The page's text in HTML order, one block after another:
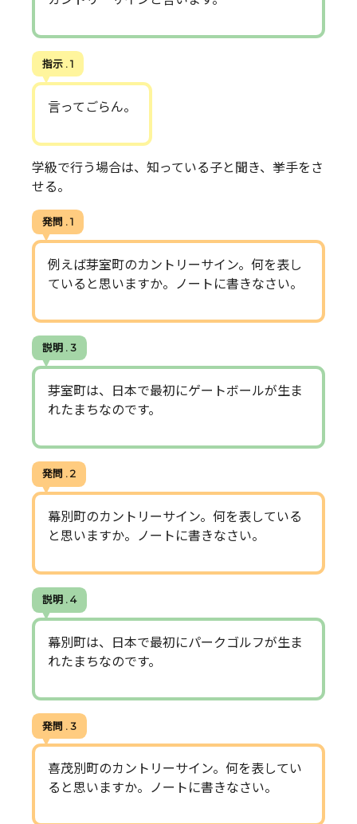
指示 . 1
言ってごらん。
学級で行う場合は、知っている子と聞き、挙手をさ
せる。
発問 . 1
例えば芽室町のカントリーサイン。何を表し
ていると思いますか。ノートに書きなさい。
説明 . 3
芽室町は、日本で最初にゲートボールが生ま
れたまちなのです。
発問 . 2
幕別町のカントリーサイン。何を表している
と思いますか。ノートに書きなさい。
説明 . 4
幕別町は、日本で最初にパークゴルフが生ま
れたまちなのです。
発問 . 3
喜茂別町のカントリーサイン。何を表してい
ると思いますか。ノートに書きなさい。